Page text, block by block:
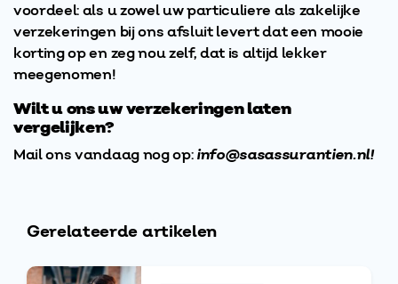
voordeel: als u zowel uw particuliere als zakelijke
verzekeringen bij ons afsluit levert dat een mooie
korting op en zeg nou zelf, dat is altijd lekker
meegenomen!
Wilt u ons uw verzekeringen laten
vergelijken?
Mail ons vandaag nog op:info@sasassurantien.nl!
Gerelateerde artikelen